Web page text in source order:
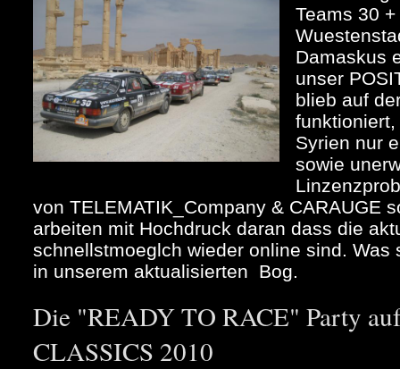
Teams 30
Damaskus
unser
blieb auf
Syrien nur
sowie
von TELEMATIK_Company & CARAUGE
arbeiten mit Hochdruck daran dass die
schnellstmoeglch wieder online sind. Was
in unserem aktualisierten Bog.
Die "READY TO RACE" Party
CLASSICS 2010